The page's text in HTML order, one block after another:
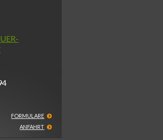
FORMULARE
ANFAHRT